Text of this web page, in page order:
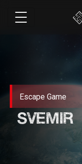
Escape Game
SVEMIR